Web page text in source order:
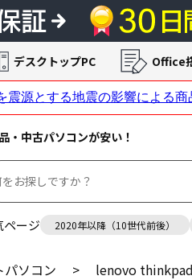
・中古パソコンが安い！
ページ 2020年以降（10世代前後）
デスクトップPC Office
パソコン >
lenovo